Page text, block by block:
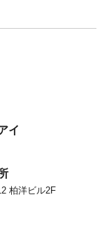
イ
柏洋ビル2F